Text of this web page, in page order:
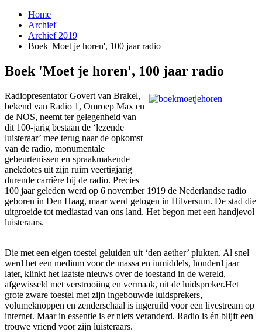
Home
Archief
Archief 2019
Boek 'Moet je horen', 100 jaar radio
Boek 'Moet je horen', 100 jaar radio
Radiopresentator Govert van Brakel,
bekend van Radio 1, Omroep Max en
de NOS, neemt ter gelegenheid van
dit 100-jarig bestaan de ‘lezende
luisteraar’ mee terug naar de opkomst
van de radio, monumentale
gebeurtenissen en spraakmakende
anekdotes uit zijn ruim veertigjarig
durende carrière bij de radio. Precies
100 jaar geleden werd op 6 november 1919 de Nederlandse radio
geboren in Den Haag, maar werd getogen in Hilversum. De stad die
uitgroeide tot mediastad van ons land. Het begon met een handjevol
luisteraars.
Die met een eigen toestel geluiden uit ‘den aether’ plukten. Al snel
werd het een medium voor de massa en inmiddels, honderd jaar
later, klinkt het laatste nieuws over de toestand in de wereld,
afgewisseld met verstrooiing en vermaak, uit de luidspreker.Het
grote zware toestel met zijn ingebouwde luidsprekers,
volumeknoppen en zenderschaal is ingeruild voor een livestream op
internet. Maar in essentie is er niets veranderd. Radio is én blijft een
trouwe vriend voor zijn luisteraars.